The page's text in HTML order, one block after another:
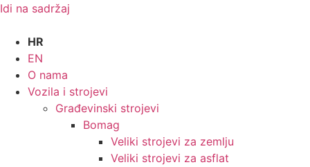
Idi na sadržaj
HR
EN
O nama
Vozila i strojevi
Građevinski strojevi
Bomag
Veliki strojevi za zemlju
Veliki strojevi za asflat